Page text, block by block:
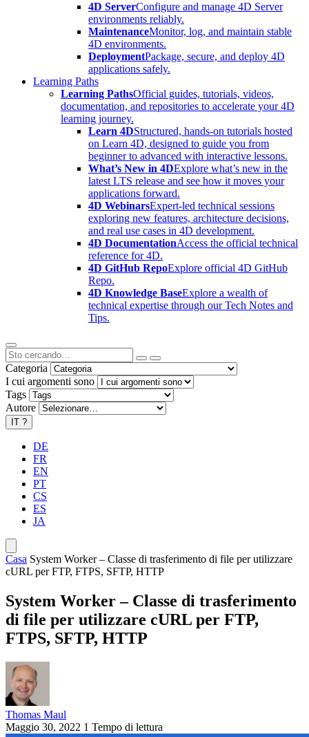
4D ServerConfigure and manage 4D Server
environments reliably.
MaintenanceMonitor, log, and maintain stable
4D environments.
DeploymentPackage, secure, and deploy 4D
applications safely.
Learning Paths
Learning PathsOfficial guides, tutorials, videos,
documentation, and repositories to accelerate your 4D
learning journey.
Learn 4DStructured, hands-on tutorials hosted
on Learn 4D, designed to guide you from
beginner to advanced with interactive lessons.
What’s New in 4DExplore what’s new in the
latest LTS release and see how it moves your
applications forward.
4D WebinarsExpert-led technical sessions
exploring new features, architecture decisions,
and real use cases in 4D development.
4D DocumentationAccess the official technical
reference for 4D.
4D GitHub RepoExplore official 4D GitHub
Repo.
4D Knowledge BaseExplore a wealth of
technical expertise through our Tech Notes and
Tips.
Categoria
I cui argomenti sono
Tags
Autore
IT ?
DE
FR
EN
PT
CS
ES
JA
Casa System Worker – Classe di trasferimento di file per utilizzare
cURL per FTP, FTPS, SFTP, HTTP
System Worker – Classe di trasferimento
di file per utilizzare cURL per FTP,
FTPS, SFTP, HTTP
Thomas Maul
Maggio 30, 2022 1 Tempo di lettura